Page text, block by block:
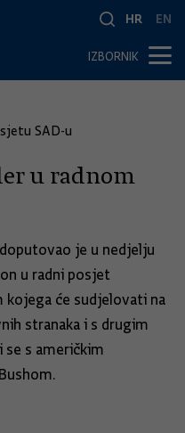
HR EN
IZBORNIK
SAD-u
u radnom
je u nedjelju
u radni posjet
će sudjelovati na
stranaka i s drugim
s američkim